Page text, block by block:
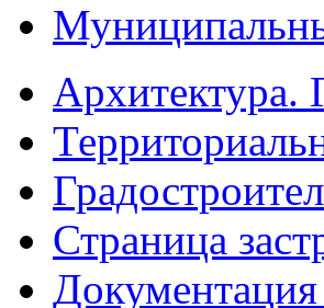
Архитектура.
Страница